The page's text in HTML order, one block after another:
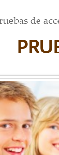
de